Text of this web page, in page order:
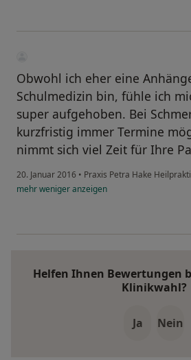
Obwohl ich eher eine
Schulmedizin bin, fühle ich
super aufgehoben. Bei
kurzfristig immer Termine
nimmt sich viel Zeit für Ihre
20. Januar 2016 • Praxis Petra Hake
mehrwenigeranzeigen
Helfen Ihnen Bewertungen
Klinikwahl?
Ja Nein